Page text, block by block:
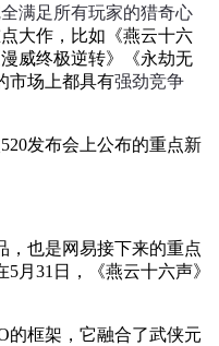
满足所有玩家的猎奇心
大作，比如《燕云十六
威终极逆转》《永劫无
市场上都具有强劲竞争
发布会上公布的重点新
，也是网易接下来的重点
月31日，《燕云十六声》
的框架，它融合了武侠元